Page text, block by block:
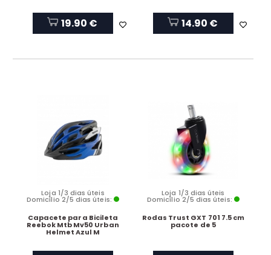
19.90 € 14.90 €
Loja 1/3 dias úteis
Domicílio 2/5 dias úteis:
Capacete para Bicileta
Reebok Mtb Mv50 Urban
Helmet Azul M
Loja 1/3 dias úteis
Domicílio 2/5 dias úteis:
Rodas Trust GXT 701 7.5 cm
pacote de 5